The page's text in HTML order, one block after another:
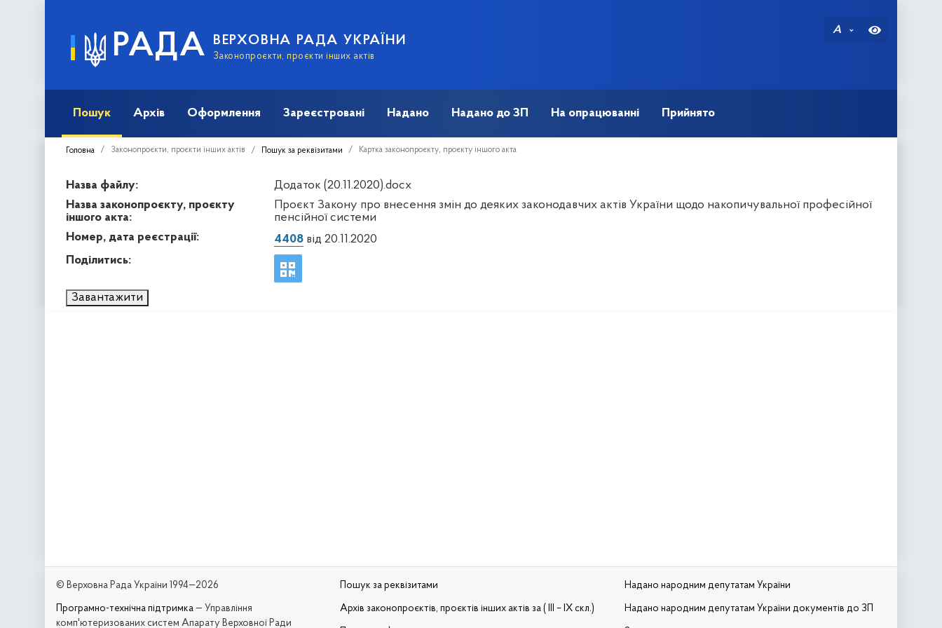
РАДА ВЕРХОВНА РАДА УКРАЇНИ
Законопроєкти, проєкти інших актів
A
Пошук Архів Оформлення Зареєстровані Надано Надано до ЗП На опрацюванні Прийнято
Головна Законопроєкти, проєкти інших актів Пошук за реквізитами Картка законопроєкту, проєкту іншого акта
Назва файлу:
Додаток (20.11.2020).docx
Назва законопроєкту, проєкту
іншого акта:
Проєкт Закону про внесення змін до деяких законодавчих актів України щодо накопичувальної професійної
пенсійної системи
Номер, дата реєстрації:
4408від 20.11.2020
Поділитись:
Завантажити
© Верховна Рада України 1994—2026
Програмно-технічна підтримка — Управління
комп'ютеризованих систем Апарату Верховної Ради
Пошук за реквізитами
Архів законопроєктів, проєктів інших актів за ( III – IX скл.)
Надано народним депутатам України
Надано народним депутатам України документів до ЗП